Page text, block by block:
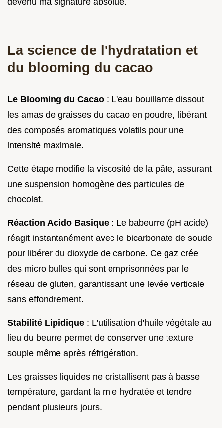
La science de l'hydratation et
du blooming du cacao
Le Blooming du Cacao : L'eau bouillante dissout
les amas de graisses du cacao en poudre, libérant
des composés aromatiques volatils pour une
intensité maximale.
Cette étape modifie la viscosité de la pâte, assurant
une suspension homogène des particules de
chocolat.
Réaction Acido Basique : Le babeurre (pH acide)
réagit instantanément avec le bicarbonate de soude
pour libérer du dioxyde de carbone. Ce gaz crée
des micro bulles qui sont emprisonnées par le
réseau de gluten, garantissant une levée verticale
sans effondrement.
Stabilité Lipidique : L'utilisation d'huile végétale au
lieu du beurre permet de conserver une texture
souple même après réfrigération.
Les graisses liquides ne cristallisent pas à basse
température, gardant la mie hydratée et tendre
pendant plusieurs jours.